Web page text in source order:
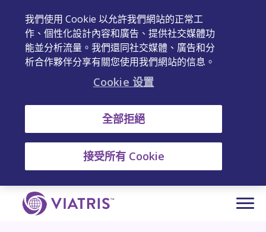
我們使用 Cookie 以允許我們網站的正常工
作、個性化設計內容和廣告、提供社交媒體功
能並分析流量。我們還同社交媒體、廣告和分
析合作夥伴分享有關您使用我們網站的信息。
Cookie 设置
全部拒絕
接受所有 Cookie